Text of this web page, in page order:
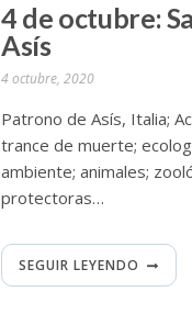
4 de octubre:
Asís
4 octubre, 2020
Patrono de Asís, Italia;
trance de muerte;
ambiente; animales;
protectoras…
SEGUIR LEYENDO